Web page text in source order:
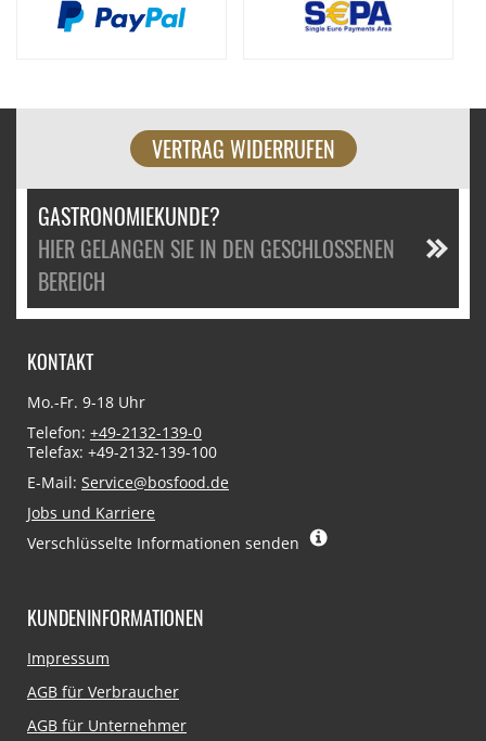
VERTRAG WIDERRUFEN
GASTRONOMIEKUNDE?
HIER GELANGEN SIE IN DEN GESCHLOSSENEN
BEREICH
KONTAKT
Mo.-Fr. 9-18 Uhr
Telefon: +49-2132-139-0
Telefax: +49-2132-139-100
E-Mail: Service@bosfood.de
Jobs und Karriere
Verschlüsselte Informationen senden
KUNDENINFORMATIONEN
Navigation
Impressum
AGB für Verbraucher
AGB für Unternehmer